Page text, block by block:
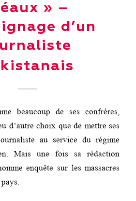
» –
d’un
beaucoup de ses confrères,
d’autre choix que de mettre ses
au service du régime
Mais une fois sa rédaction
enquête sur les massacres